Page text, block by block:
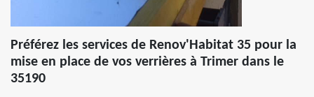
Préférez les services de Renov'Habitat 35 pour la
mise en place de vos verrières à Trimer dans le
35190